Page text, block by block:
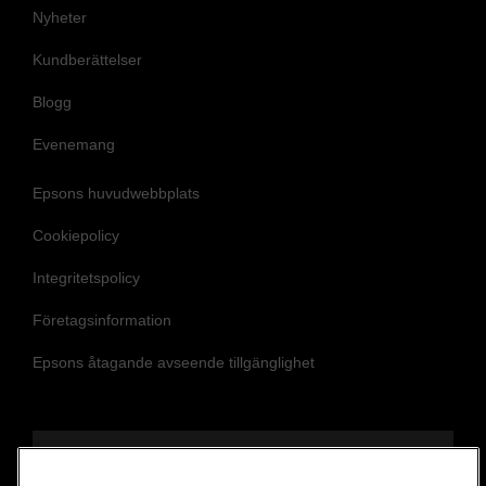
Nyheter
Kundberättelser
Blogg
Evenemang
Epsons huvudwebbplats
Cookiepolicy
Integritetspolicy
Företagsinformation
Epsons åtagande avseende tillgänglighet